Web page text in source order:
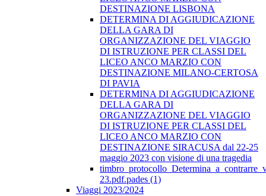
DESTINAZIONE LISBONA
DETERMINA DI AGGIUDICAZIONE
DELLA GARA DI
ORGANIZZAZIONE DEL VIAGGIO
DI ISTRUZIONE PER CLASSI DEL
LICEO ANCO MARZIO CON
DESTINAZIONE MILANO-CERTOSA
DI PAVIA
DETERMINA DI AGGIUDICAZIONE
DELLA GARA DI
ORGANIZZAZIONE DEL VIAGGIO
DI ISTRUZIONE PER CLASSI DEL
LICEO ANCO MARZIO CON
DESTINAZIONE SIRACUSA dal 22-25
maggio 2023 con visione di una tragedia
23.pdf.pades (1)
Viaggi 2023/2024